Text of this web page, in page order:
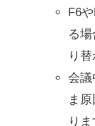
F6
る
り替
会議
ま
りま